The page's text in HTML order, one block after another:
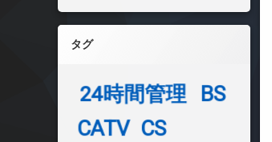
タグ
24時間管理
BS
CATV CS